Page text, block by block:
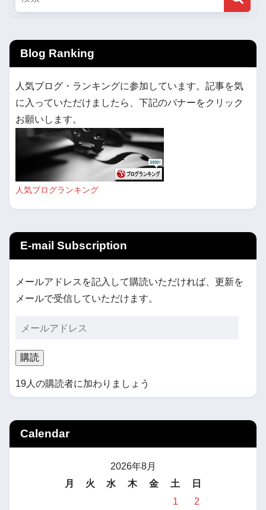
Blog Ranking
人気ブログ・ランキングに参加しています。記事を気
に入っていただけましたら、下記のバナーをクリック
お願いします。
人気ブログランキング
E-mail Subscription
メールアドレスを記入して購読いただければ、更新を
メールで受信していただけます。
購読
19人の購読者に加わりましょう
Calendar
2026年8月
月
火 水 木 金 土
日
1
2